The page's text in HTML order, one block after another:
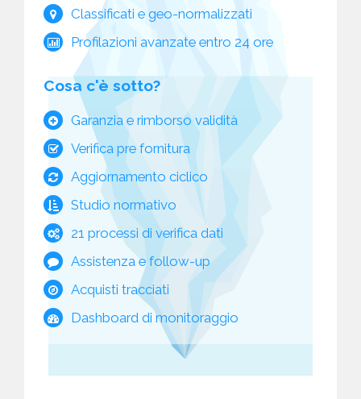
Classificati e geo-normalizzati
Profilazioni avanzate entro 24 ore
Cosa c'è sotto?
Garanzia e rimborso validità
Verifica pre fornitura
Aggiornamento ciclico
Studio normativo
21 processi di verifica dati
Assistenza e follow-up
Acquisti tracciati
Dashboard di monitoraggio